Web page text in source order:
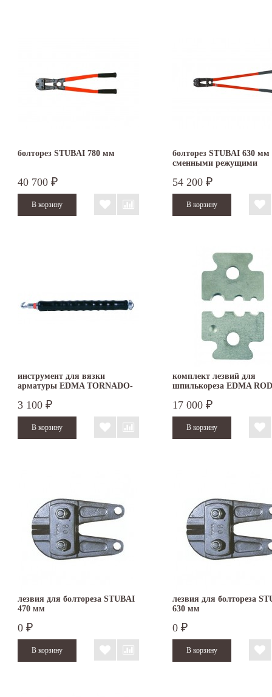
болторез STUBAI 780 мм
40 700 ₽
болторез STUBAI 630 мм
сменными режущими
54 200 ₽
инструмент для вязки
арматуры EDMA TORNADO-
3 100 ₽
комплект лезвий для
шпилькореза EDMA
17 000 ₽
лезвия для болтореза STUBAI
470 мм
0 ₽
лезвия для болтореза
630 мм
0 ₽